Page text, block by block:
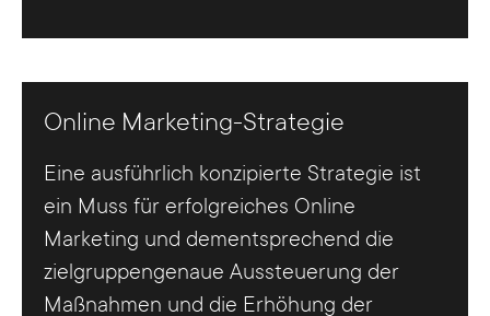
Online Marketing-Strategie
Eine ausführlich konzipierte Strategie ist
ein Muss für erfolgreiches Online
Marketing und dementsprechend die
zielgruppengenaue Aussteuerung der
Maßnahmen und die Erhöhung der